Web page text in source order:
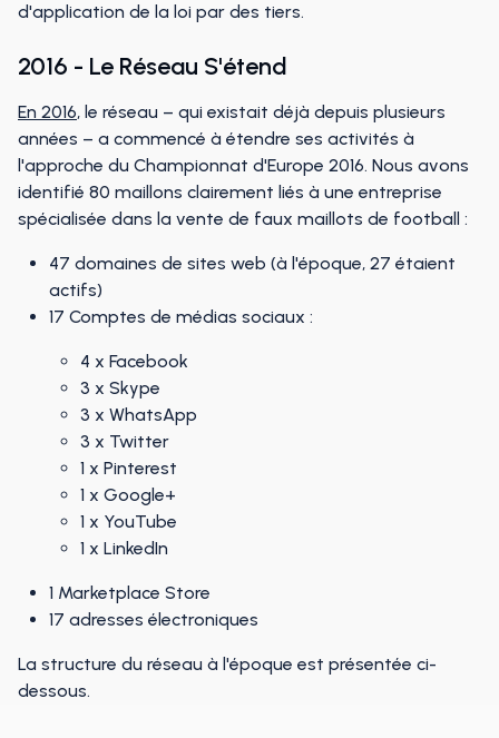
d'application de la loi par des tiers.
2016 - Le Réseau S'étend
En 2016, le réseau – qui existait déjà depuis plusieurs
années – a commencé à étendre ses activités à
l'approche du Championnat d'Europe 2016. Nous avons
identifié 80 maillons clairement liés à une entreprise
spécialisée dans la vente de faux maillots de football :
47 domaines de sites web (à l'époque, 27 étaient
actifs)
17 Comptes de médias sociaux :
4 x Facebook
3 x Skype
3 x WhatsApp
3 x Twitter
1 x Pinterest
1 x Google+
1 x YouTube
1 x LinkedIn
1 Marketplace Store
17 adresses électroniques
La structure du réseau à l'époque est présentée ci-
dessous.